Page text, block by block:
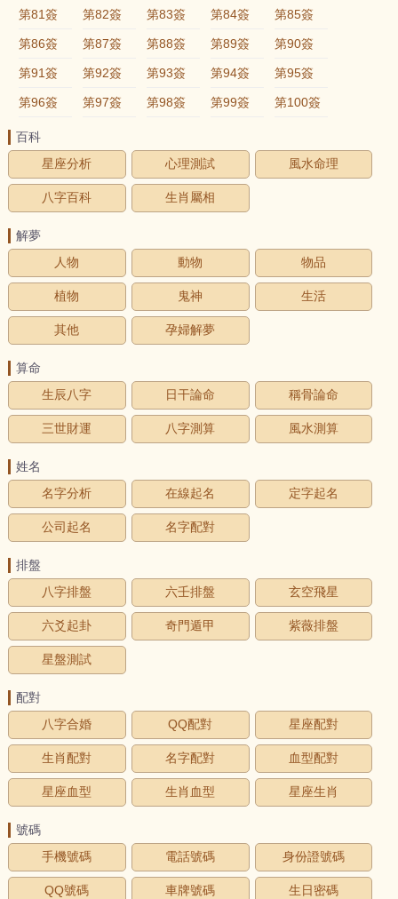
第81簽 第82簽 第83簽 第84簽 第85簽
第86簽 第87簽 第88簽 第89簽 第90簽
第91簽 第92簽 第93簽 第94簽 第95簽
第96簽 第97簽 第98簽 第99簽 第100簽
百科
星座分析
心理測試 風水命理
八字百科 生肖屬相
解夢
人物
動物 物品
植物 鬼神 生活
其他 孕婦解夢
算命
生辰八字
日干論命 稱骨論命
三世財運 八字測算 風水測算
姓名
名字分析
在線起名 定字起名
公司起名 名字配對
排盤
八字排盤
六壬排盤 玄空飛星
六爻起卦 奇門遁甲 紫薇排盤
星盤測試
配對
八字合婚
QQ配對 星座配對
生肖配對 名字配對 血型配對
星座血型 生肖血型 星座生肖
號碼
手機號碼
電話號碼 身份證號碼
QQ號碼 車牌號碼 生日密碼